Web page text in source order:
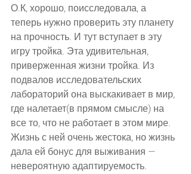
О.К, хорошо, поисследовала, а
теперь нужно проверить эту планету
на прочность. И тут вступает в эту
игру тройка. Эта удивительная,
приверженная жизни тройка. Из
подвалов исследовательских
лабораторий она выскакивает в мир,
где налетает(в прямом смысле) на
все то, что не работает в этом мире.
Жизнь с ней очень жестока, но жизнь
дала ей бонус для выживания —
невероятную адаптируемость.